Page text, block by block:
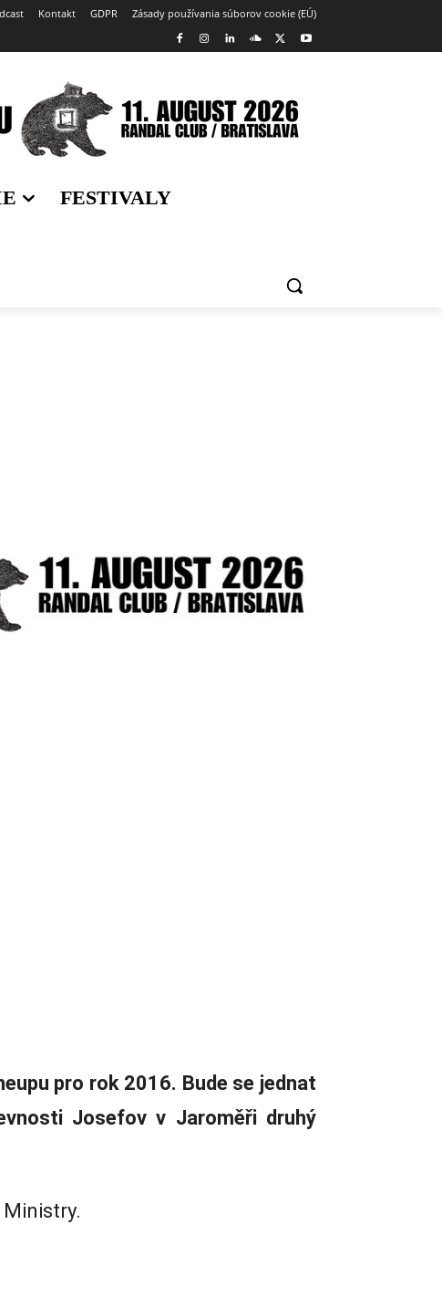
Kontakt GDPR Zásady používania súborov cookie (EÚ)
FESTIVALY
pro rok 2016. Bude se jednat
Josefov v Jaroměři druhý